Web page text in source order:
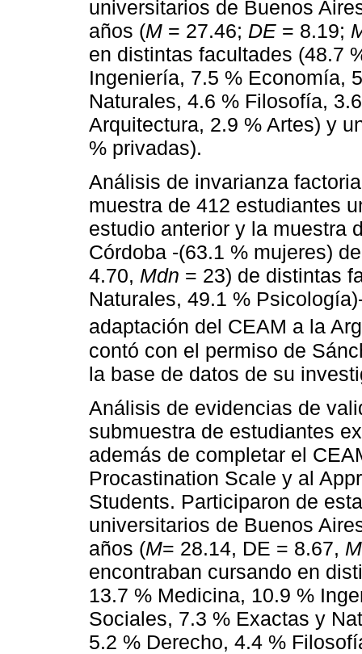
universitarios de Buenos
años (M = 27.46; DE = 8.19;
en distintas facultades (48.7
Ingeniería, 7.5 % Economía,
Naturales, 4.6 % Filosofía,
Arquitectura, 2.9 % Artes) y
% privadas).
Análisis de invarianza
muestra de 412 estudiantes
estudio anterior y la muestra
Córdoba -(63.1 % mujeres)
4.70, Mdn = 23) de distintas
Naturales, 49.1 %
adaptación del CEAM a la
contó con el permiso de
la base de datos de su
Análisis de evidencias de
submuestra de estudiantes
además de completar el
Procastination Scale y al
Students. Participaron de
universitarios de Buenos
años (M= 28.14, DE = 8.67,
encontraban cursando en
13.7 % Medicina, 10.9 %
Sociales, 7.3 % Exactas y
5.2 % Derecho, 4.4 %